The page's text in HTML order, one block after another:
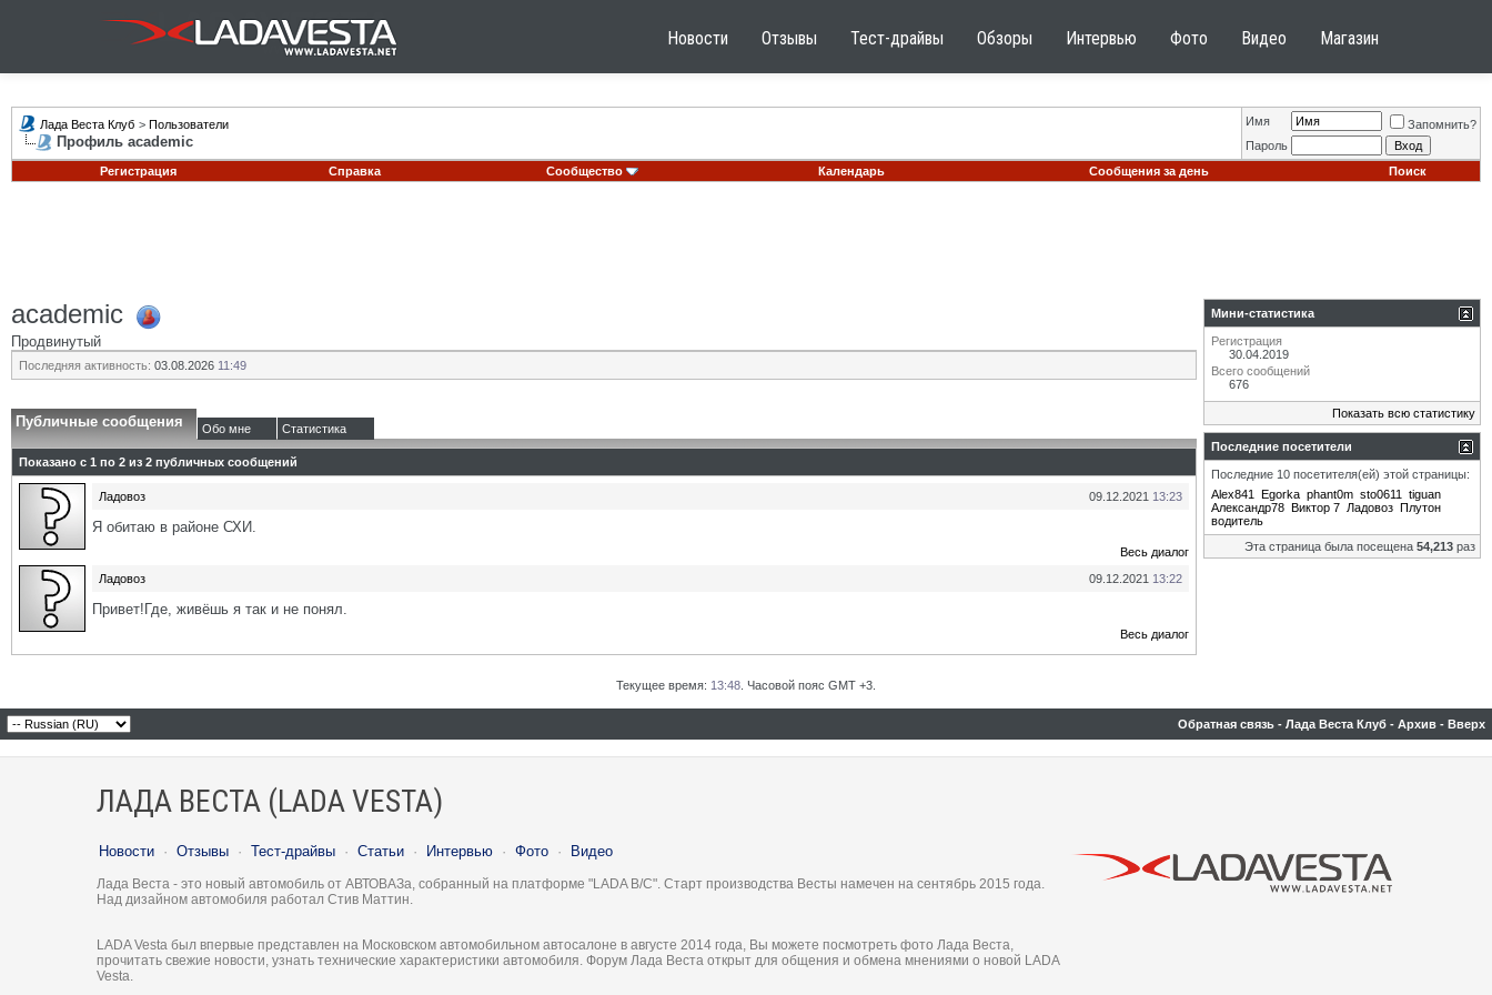
Новости Отзывы Тест-драйвы Обзоры Интервью Фото Видео Магазин
Лада Веста Клуб > Пользователи
Профиль academic
Имя
Запомнить?
Пароль
Регистрация
Справка Сообщество Календарь Сообщения за день Поиск
academic
Продвинутый
Последняя активность: 03.08.2026 11:49
Публичные сообщения Обо мне Статистика
Показано с 1 по 2 из 2 публичных сообщений
09.12.2021 13:23
Ладовоз
Я обитаю в районе СХИ.
Весь диалог
09.12.2021 13:22
Ладовоз
Привет!Где, живёшь я так и не понял.
Весь диалог
Мини-статистика
Регистрация
30.04.2019
Всего сообщений
676
Показать всю статистику
Последние посетители
Последние 10 посетителя(ей) этой страницы:
Alex841
Egorka phant0m sto0611
tiguan
Александр78 Виктор 7 Ладовоз Плутон
водитель
Эта страница была посещена 54,213 раз
Текущее время: 13:48 . Часовой пояс GMT +3.
Обратная связь - Лада Веста Клуб - Архив - Вверх
ЛАДА ВЕСТА (LADA VESTA)
Новости · Отзывы · Тест-драйвы · Статьи · Интервью · Фото · Видео
Лада Веста - это новый автомобиль от АВТОВАЗа, собранный на платформе "LADA B/C". Старт производства Весты намечен на сентябрь 2015 года.
Над дизайном автомобиля работал Стив Маттин.
LADA Vesta был впервые представлен на Московском автомобильном автосалоне в августе 2014 года, Вы можете посмотреть фото Лада Веста,
прочитать свежие новости, узнать технические характеристики автомобиля. Форум Лада Веста открыт для общения и обмена мнениями о новой LADA
Vesta.